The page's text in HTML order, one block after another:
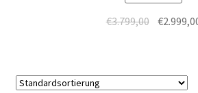
€3.799,00 €